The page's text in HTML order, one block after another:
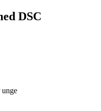
DSC
unge